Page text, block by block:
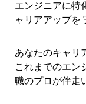
エンジニアに特
ャリアアップを
あなたのキャリ
これまでのエン
職のプロが伴走